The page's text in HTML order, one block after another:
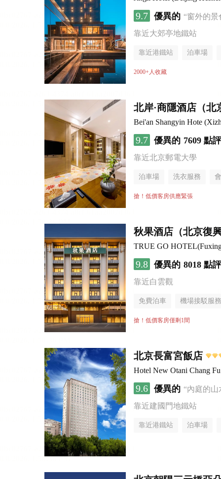
9.7 優異的 “窗外的景
靠近大郊亭地鐵站
靠近港鐵站 泊車場
無煙樓層
2000+人收藏
北岸·商隱酒店（北
Bei'an Shangyin Hote
9.7 優異的 7609 點評
靠近北京郵電大學
泊車場 洗衣服務
搶！低價客房供應緊張
秋果酒店（北京復
9.8 優異的 8018 點評
靠近白雲觀
免費泊車 機場接駁服務
無煙樓層
搶！低價客房僅剩1間
北京長富宮飯店
Hotel New Otani Chang
9.6 優異的 “內庭的
靠近建國門地鐵站
靠近港鐵站 泊車場